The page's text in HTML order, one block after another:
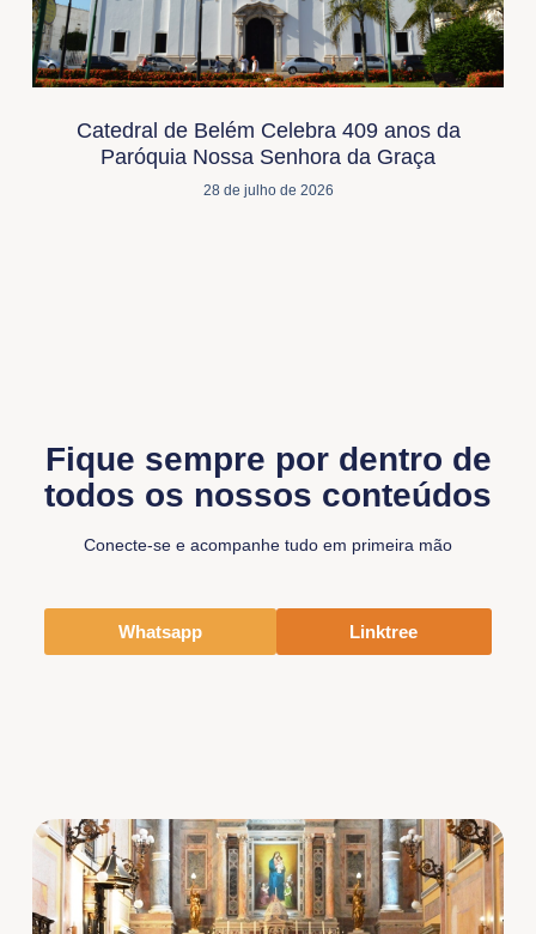
Catedral de Belém Celebra 409 anos da
Paróquia Nossa Senhora da Graça
28 de julho de 2026
Fique sempre por dentro de
todos os nossos conteúdos
Conecte-se e acompanhe tudo em primeira mão
Whatsapp Linktree